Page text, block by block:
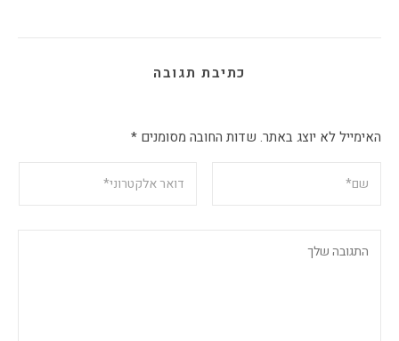
כתיבת תגובה
האימייל לא יוצג באתר. שדות החובה מסומנים *